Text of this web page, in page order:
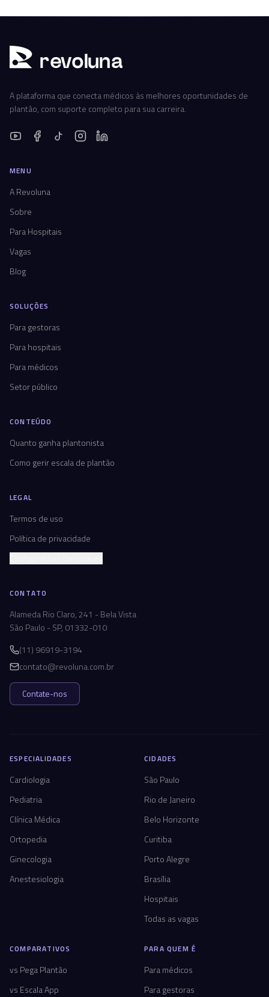
revoluna
A plataforma que conecta médicos às melhores oportunidades de
plantão, com suporte completo para sua carreira.
MENU
A Revoluna
Sobre
Para Hospitais
Vagas
Blog
SOLUÇÕES
Para gestoras
Para hospitais
Para médicos
Setor público
CONTEÚDO
Quanto ganha plantonista
Como gerir escala de plantão
LEGAL
Termos de uso
Política de privacidade
CONTATO
Alameda Rio Claro, 241 - Bela Vista
São Paulo - SP, 01332-010
(11) 96919-3194
contato@revoluna.com.br
Contate-nos
ESPECIALIDADES
Cardiologia
Pediatria
Clínica Médica
Ortopedia
Ginecologia
Anestesiologia
CIDADES
São Paulo
Rio de Janeiro
Belo Horizonte
Curitiba
Porto Alegre
Brasília
Hospitais
Todas as vagas
COMPARATIVOS
vs Pega Plantão
vs Escala App
PARA QUEM É
Para médicos
Para gestoras